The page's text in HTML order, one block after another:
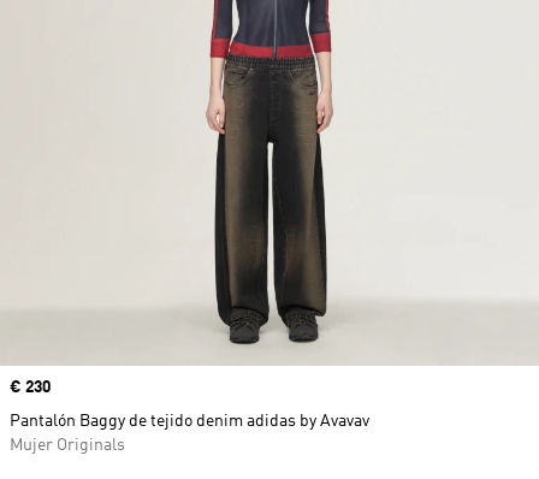
Precio
€ 230
Pantalón Baggy de tejido denim adidas by Avavav
Mujer Originals